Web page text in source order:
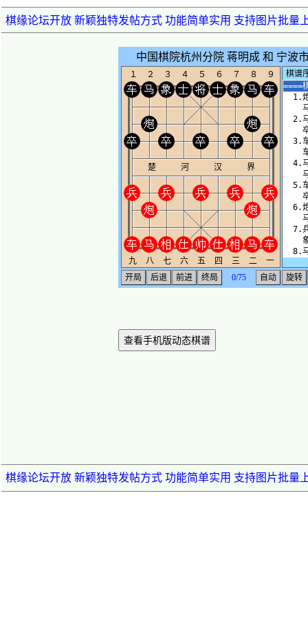
棋缘论坛开放 新颖独特发帖方式 功能简单实用 支持图片批量
查看手机版动态棋谱
棋缘论坛开放 新颖独特发帖方式 功能简单实用 支持图片批量